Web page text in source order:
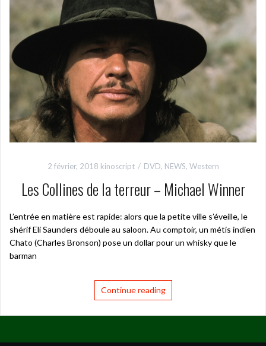
2 février, 2018 kinoscript DVD, NEWS, Western
Les Collines de la terreur – Michael Winner
L’entrée en matière est rapide: alors que la petite ville s’éveille, le
shérif Eli Saunders déboule au saloon. Au comptoir, un métis indien
Chato (Charles Bronson) pose un dollar pour un whisky que le
barman
Continue reading